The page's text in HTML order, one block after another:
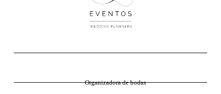
Organizadora de bodas